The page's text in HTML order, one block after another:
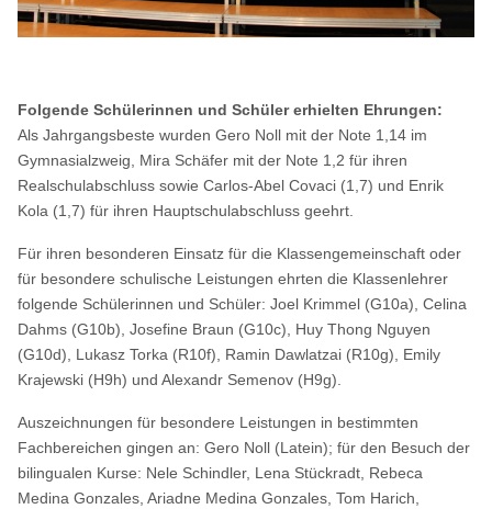
Folgende Schülerinnen und Schüler erhielten Ehrungen:
Als Jahrgangsbeste wurden Gero Noll mit der Note 1,14 im
Gymnasialzweig, Mira Schäfer mit der Note 1,2 für ihren
Realschulabschluss sowie Carlos-Abel Covaci (1,7) und Enrik
Kola (1,7) für ihren Hauptschulabschluss geehrt.
Für ihren besonderen Einsatz für die Klassengemeinschaft oder
für besondere schulische Leistungen ehrten die Klassenlehrer
folgende Schülerinnen und Schüler: Joel Krimmel (G10a), Celina
Dahms (G10b), Josefine Braun (G10c), Huy Thong Nguyen
(G10d), Lukasz Torka (R10f), Ramin Dawlatzai (R10g), Emily
Krajewski (H9h) und Alexandr Semenov (H9g).
Auszeichnungen für besondere Leistungen in bestimmten
Fachbereichen gingen an: Gero Noll (Latein); für den Besuch der
bilingualen Kurse: Nele Schindler, Lena Stückradt, Rebeca
Medina Gonzales, Ariadne Medina Gonzales, Tom Harich,